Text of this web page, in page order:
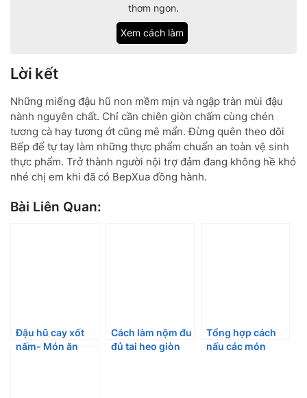
thơm ngon.
Xem cách làm
Lời kết
Những miếng đậu hũ non mềm mịn và ngập tràn mùi đậu
nành nguyên chất. Chỉ cần chiên giòn chấm cùng chén
tương cà hay tương ớt cũng mê mẩn. Đừng quên theo dõi
Bếp để tự tay làm những thực phẩm chuẩn an toàn vệ sinh
thực phẩm. Trở thành người nội trợ đảm đang không hề khó
nhé chị em khi đã có BepXua đồng hành.
Bài Liên Quan:
Đậu hũ cay xốt
nấm- Món ăn
Cách làm nộm đu
đủ tai heo giòn
Tổng hợp cách
nấu các món